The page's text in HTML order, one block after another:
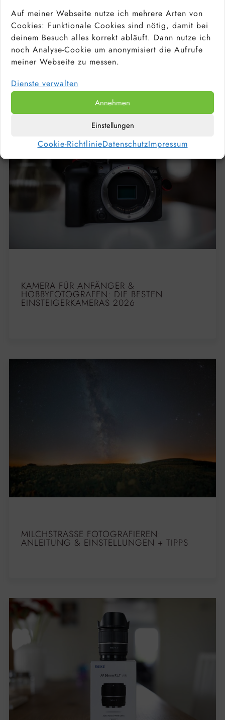
Auf meiner Webseite nutze ich mehrere Arten von
Cookies: Funktionale Cookies sind nötig, damit bei
deinem Besuch alles korrekt abläuft. Dann nutze ich
noch Analyse-Cookie um anonymisiert die Aufrufe
meiner Webseite zu messen.
Dienste verwalten
Annehmen
Einstellungen
Cookie-RichtlinieDatenschutzImpressum
PORTRAITOBJEKTIV: WELCHE OBJEKTIVE
EIGNEN SICH FÜR PORTRAITS? TOP 10 DER
BESTEN FESTBRENNWEITEN
KAMERA FÜR ANFÄNGER &
HOBBYFOTOGRAFEN: DIE BESTEN
EINSTEIGERKAMERAS 2026
MILCHSTRASSE FOTOGRAFIEREN: A
NLEITUNG & EINSTELLUNGEN + TIPPS